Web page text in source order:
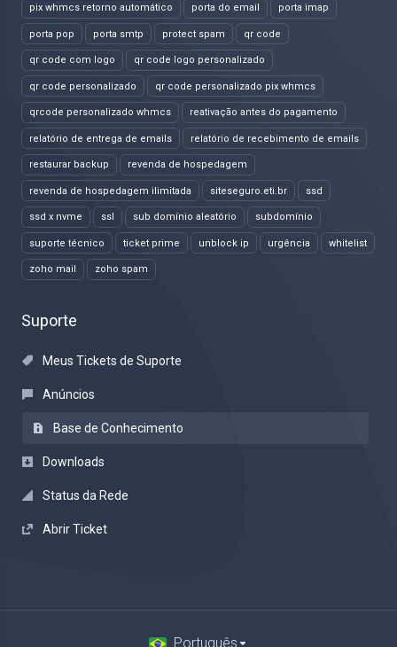
pix whmcs retorno automático porta do email porta imap
porta pop porta smtp protect spam qr code
qr code com logo qr code logo personalizado
qr code personalizado qr code personalizado pix whmcs
qrcode personalizado whmcs reativação antes do pagamento
relatório de entrega de emails relatório de recebimento de emails
restaurar backup revenda de hospedagem
revenda de hospedagem ilimitada siteseguro.eti.br ssd
ssd x nvme ssl sub domínio aleatório subdomínio
suporte técnico ticket prime unblock ip urgência whitelist
zoho mail zoho spam
Suporte
Meus Tickets de Suporte
Anúncios
Base de Conhecimento
Downloads
Status da Rede
Abrir Ticket
Português